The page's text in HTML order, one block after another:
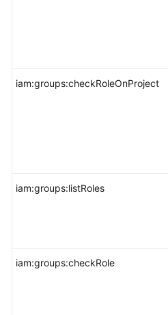
iam:groups:checkRoleOnProject
iam:groups:listRoles
iam:groups:checkRole